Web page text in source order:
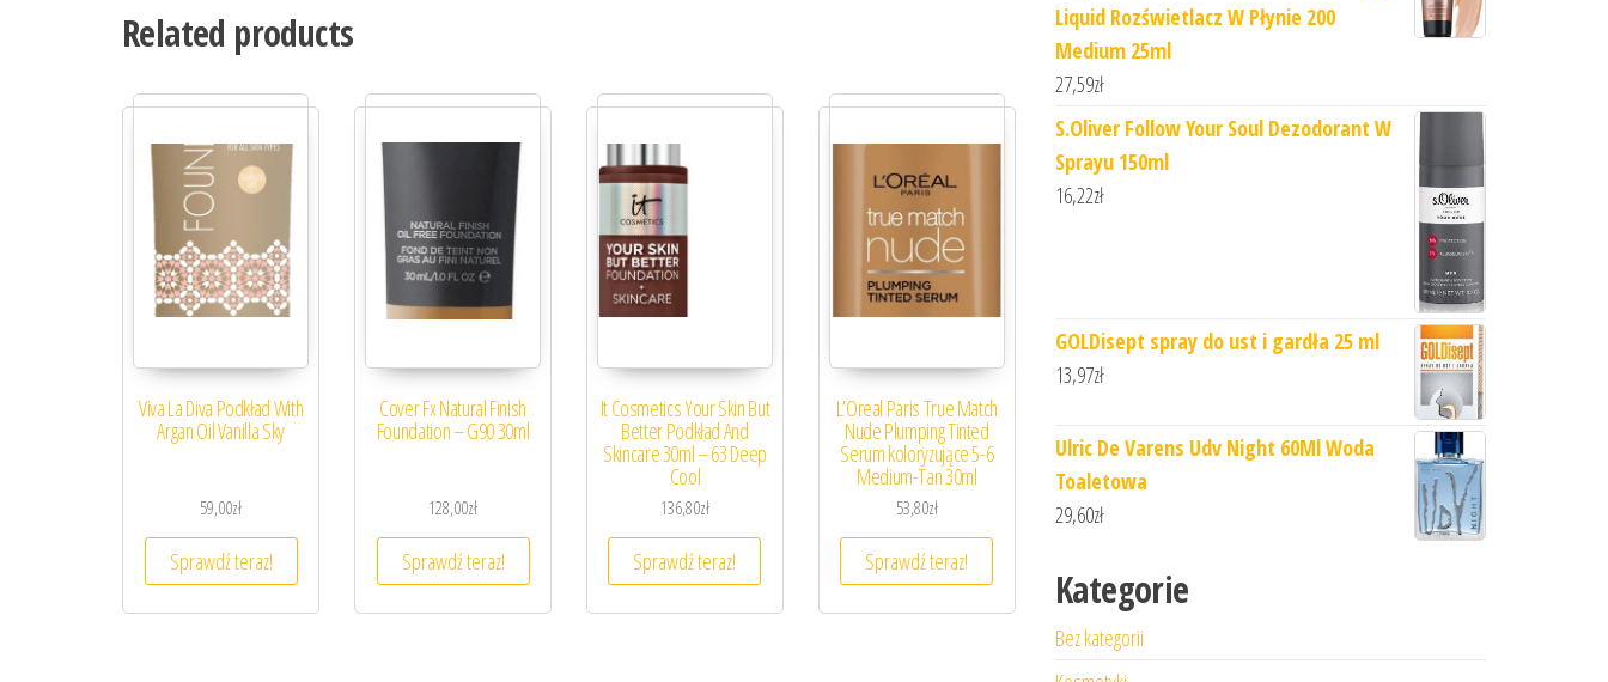
Related products
Viva La Diva Podkład With
Argan Oil Vanilla Sky
59,00zł
Sprawdź teraz!
Cover Fx Natural Finish
Foundation – G90 30ml
128,00zł
Sprawdź teraz!
It Cosmetics Your Skin But
Better Podkład And
Skincare 30ml – 63 Deep
Cool
136,80zł
Sprawdź teraz!
L’Oreal Paris True Match
Nude Plumping Tinted
Serum koloryzujące 5-6
Medium-Tan 30ml
53,80zł
Sprawdź teraz!
Liquid Rozświetlacz W Płynie 200
Medium 25ml
27,59zł
S.Oliver Follow Your Soul Dezodorant W
Sprayu 150ml
16,22zł
GOLDisept spray do ust i gardła 25 ml
13,97zł
Ulric De Varens Udv Night 60Ml Woda
Toaletowa
29,60zł
Kategorie
Bez kategorii